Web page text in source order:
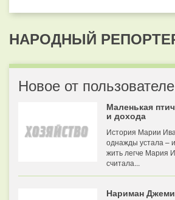
НАРОДНЫЙ
Новое от
Маленькая
и дохода
История Марии
однажды устала –
жить легче Мария
считала...
Нариман